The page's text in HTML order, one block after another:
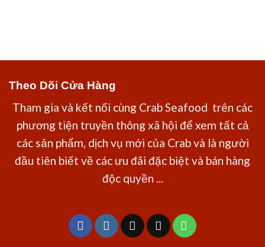
Theo Dõi Cửa Hàng
Tham gia và kết nối cùng Crab Seafood trên các
phương tiện truyền thông xã hội để xem tất cả
các sản phẩm, dịch vụ mới của Crab và là người
đầu tiên biết về các ưu đãi đặc biệt và bán hàng
độc quyền ...